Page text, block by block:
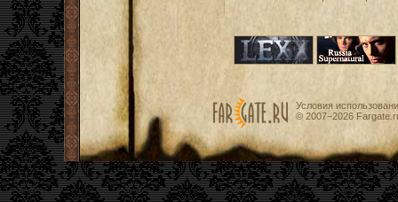
Условия
© 2007−2026